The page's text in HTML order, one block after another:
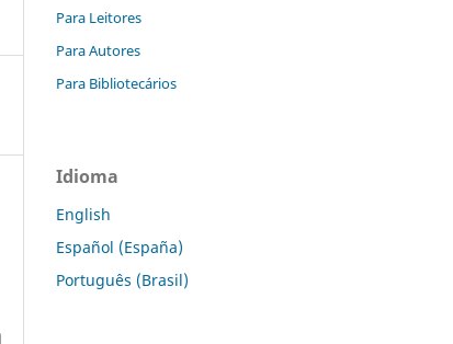
Para Leitores
Para Autores
Para Bibliotecários
Idioma
English
Español (España)
Português (Brasil)